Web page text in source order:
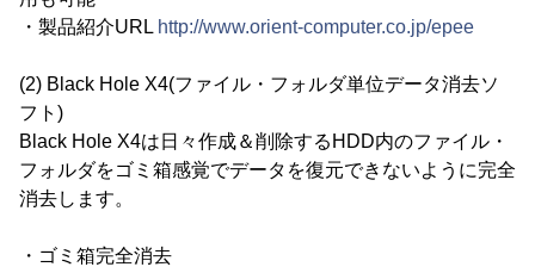
・製品紹介URL http://www.orient-computer.co.jp/epee
(2) Black Hole X4(ファイル・フォルダ単位データ消去ソ
フト)
Black Hole X4は日々作成＆削除するHDD内のファイル・
フォルダをゴミ箱感覚でデータを復元できないように完全
消去します。
・ゴミ箱完全消去